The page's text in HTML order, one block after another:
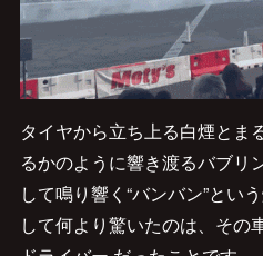
タイヤから立ち上る白煙とま
るかのように響き渡るバブリ
して鳴り響く“バンバン”とい
して何より驚いたのは、その